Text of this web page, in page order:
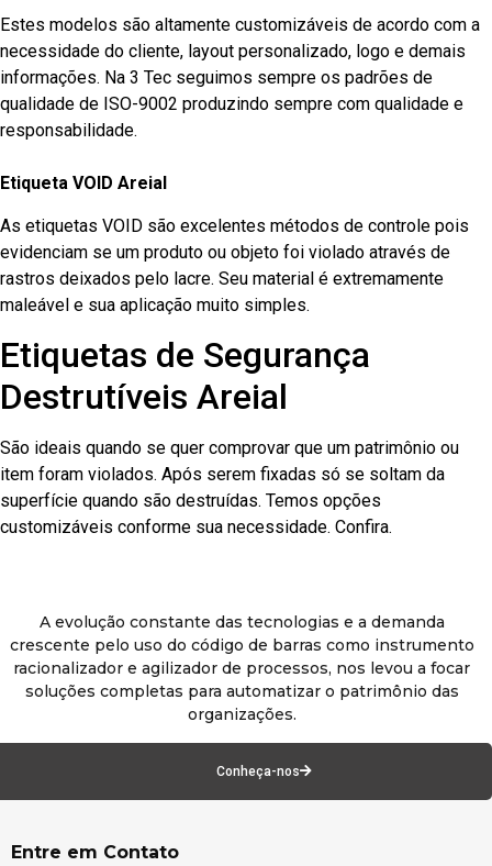
Estes modelos são altamente customizáveis de acordo com a
necessidade do cliente, layout personalizado, logo e demais
informações. Na 3 Tec seguimos sempre os padrões de
qualidade de ISO-9002 produzindo sempre com qualidade e
responsabilidade.
Etiqueta VOID Areial
As etiquetas VOID são excelentes métodos de controle pois
evidenciam se um produto ou objeto foi violado através de
rastros deixados pelo lacre. Seu material é extremamente
maleável e sua aplicação muito simples.
Etiquetas de Segurança
Destrutíveis Areial
São ideais quando se quer comprovar que um patrimônio ou
item foram violados. Após serem fixadas só se soltam da
superfície quando são destruídas. Temos opções
customizáveis conforme sua necessidade. Confira.
A evolução constante das tecnologias e a demanda
crescente pelo uso do código de barras como instrumento
racionalizador e agilizador de processos, nos levou a focar
soluções completas para automatizar o patrimônio das
organizações.
Conheça-nos
Entre em Contato